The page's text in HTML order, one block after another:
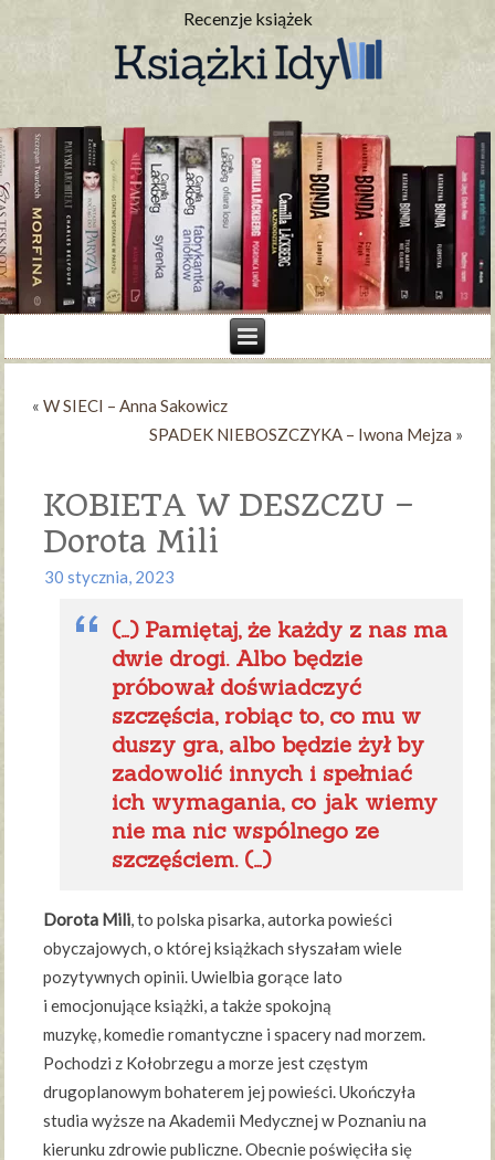
Recenzje książek
«W SIECI – Anna Sakowicz
SPADEK NIEBOSZCZYKA – Iwona Mejza »
KOBIETA W DESZCZU –
Dorota Mili
30 stycznia, 2023
(…) Pamiętaj, że każdy z nas ma
dwie drogi. Albo będzie
próbował doświadczyć
szczęścia, robiąc to, co mu w
duszy gra, albo będzie żył by
zadowolić innych i spełniać
ich wymagania, co jak wiemy
nie ma nic wspólnego ze
szczęściem. (…)
Dorota Mili, to polska pisarka, autorka powieści
obyczajowych, o której książkach słyszałam wiele
pozytywnych opinii. Uwielbia gorące lato
i emocjonujące książki, a także spokojną
muzykę, komedie romantyczne i spacery nad morzem.
Pochodzi z Kołobrzegu a morze jest częstym
drugoplanowym bohaterem jej powieści. Ukończyła
studia wyższe na Akademii Medycznej w Poznaniu na
kierunku zdrowie publiczne. Obecnie poświęciła się